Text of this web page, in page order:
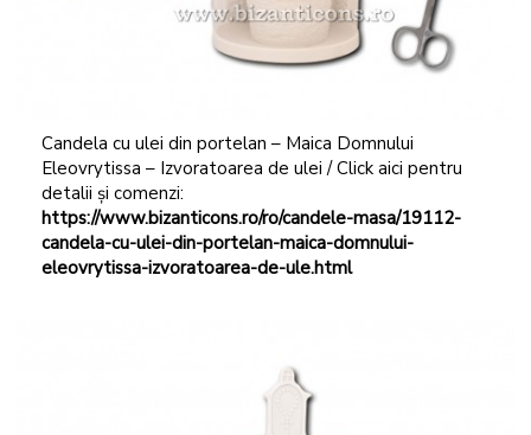
Candela cu ulei din portelan – Maica Domnului
Eleovrytissa – Izvoratoarea de ulei / Click aici pentru
detalii și comenzi:
https://www.bizanticons.ro/ro/candele-masa/19112-
candela-cu-ulei-din-portelan-maica-domnului-
eleovrytissa-izvoratoarea-de-ule.html